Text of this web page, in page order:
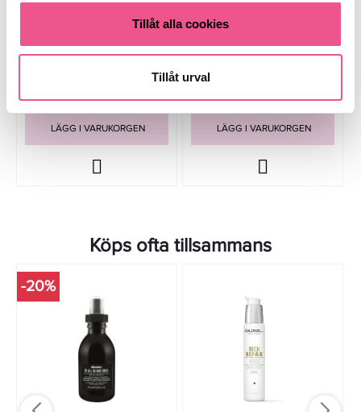
Tillåt alla cookies
Tillåt urval
Kevin Murphy Rough.Rider 30g -
LÄGG I VARUKORGEN
Kevin Murphy Free Hold 30g -
LÄGG I VARUKORGEN
Köps ofta tillsammans
-20%